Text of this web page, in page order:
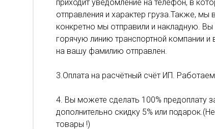
приходит уведомление на телефон, в
отправления и характер груза.Также,
конкретно мы отправили и накладную.
горячую линию транспортной компании и
на вашу фамилию отправлен.
3.Оплата на расчётный счёт ИП.
4. Вы можете сделать 100% предоплату
дополнительно скидку 5% или
товары !)